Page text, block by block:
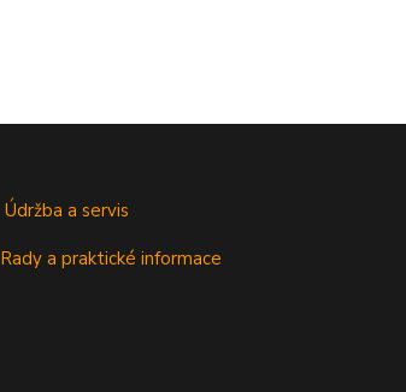
Údržba a servis
Rady a praktické informace